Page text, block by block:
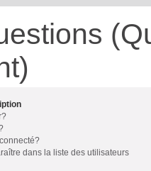
dans la liste des utilisateurs